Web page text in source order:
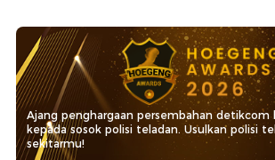
Ajang penghargaan persembahan detikcom
kepada sosok polisi teladan. Usulkan polisi
sekitarmu!